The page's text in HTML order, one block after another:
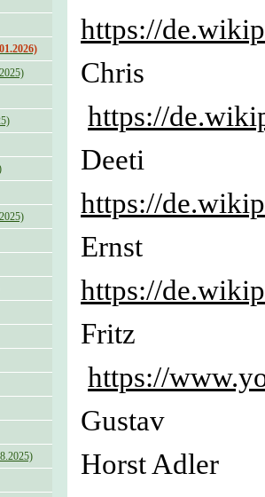
https://
Chris
https://
Deeti
https://
Ernst
https://
Fritz
https://
Horst